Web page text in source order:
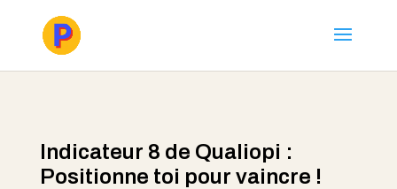
Indicateur 8 de Qualiopi :
Positionne toi pour vaincre !